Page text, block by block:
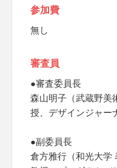
参加費
無し
審査員
●審査委員長
森山明子（武蔵野美
授、デザインジャー
●副委員長
倉方雅行（和光大学